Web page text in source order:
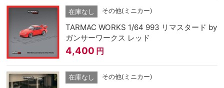
在庫なし その他(ミニカー)
TARMAC WORKS 1/64 993 リマスタード by
ガンサーワークス レッド
4,400 円
在庫なし その他(ミニカー)